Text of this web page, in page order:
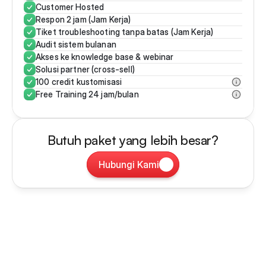
Customer Hosted
Respon 2 jam (Jam Kerja)
Tiket troubleshooting tanpa batas (Jam Kerja)
Audit sistem bulanan
Akses ke knowledge base & webinar
Solusi partner (cross-sell)
100 credit kustomisasi
Free Training 24 jam/bulan
Butuh paket yang lebih besar?
Hubungi Kami